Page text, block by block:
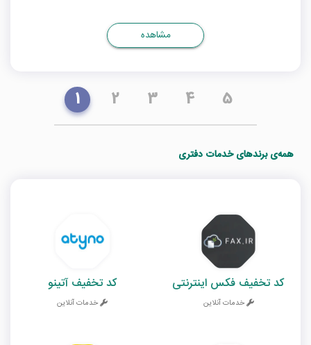
مشاهده
1 2 3 4 5
همه‌ی برندهای خدمات دفتری
کد تخفیف فکس اینترنتی
خدمات آنلاین
کد تخفیف آتینو
خدمات آنلاین